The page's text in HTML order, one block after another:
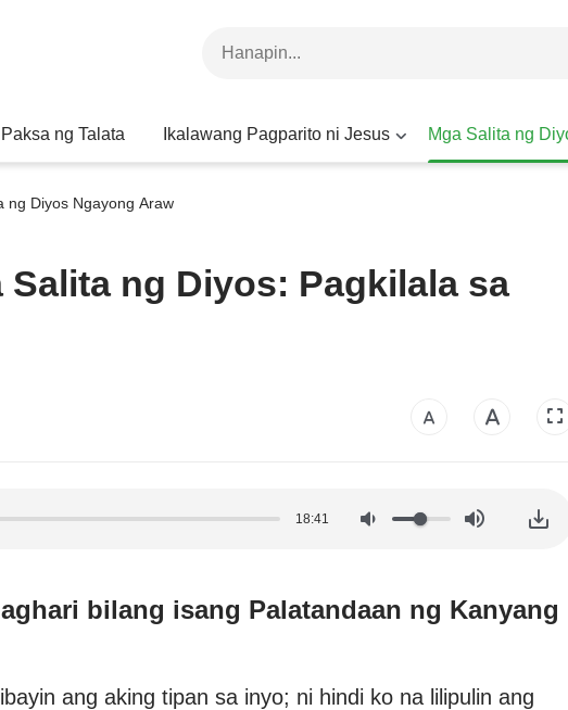
Paksa ng Talata Ikalawang Pagparito ni Jesus Mga Salita ng
ng Diyos Ngayong Araw
Salita ng Diyos: Pagkilala sa
18:41
bilang isang Palatandaan ng Kanyang
ang aking tipan sa inyo; ni hindi ko na lilipulin ang